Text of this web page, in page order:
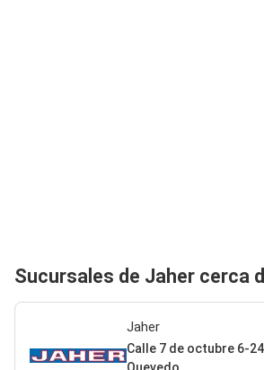
Sucursales de Jaher cerca
Jaher
Calle 7 de octubre 6-